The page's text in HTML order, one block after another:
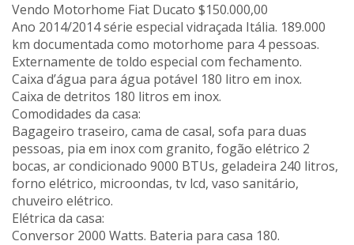
Vendo Motorhome Fiat Ducato $150.000,00
Ano 2014/2014 série especial vidraçada Itália. 189.000
km documentada como motorhome para 4 pessoas.
Externamente de toldo especial com fechamento.
Caixa d’água para água potável 180 litro em inox.
Caixa de detritos 180 litros em inox.
Comodidades da casa:
Bagageiro traseiro, cama de casal, sofa para duas
pessoas, pia em inox com granito, fogão elétrico 2
bocas, ar condicionado 9000 BTUs, geladeira 240 litros,
forno elétrico, microondas, tv lcd, vaso sanitário,
chuveiro elétrico.
Elétrica da casa:
Conversor 2000 Watts. Bateria para casa 180.